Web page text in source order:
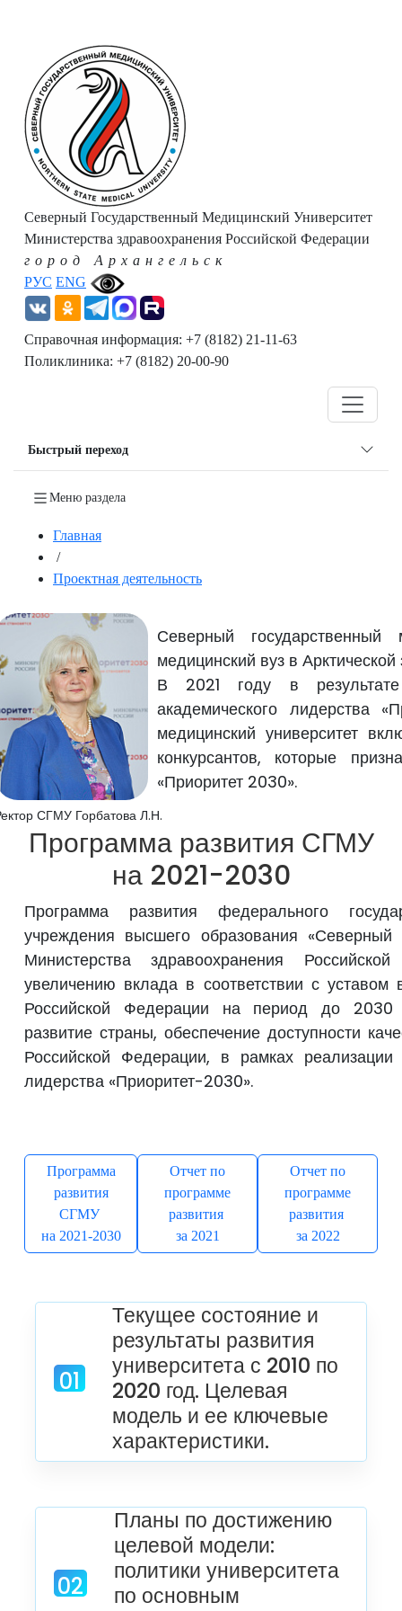
РУС ENG
Северный Государственный Медицинский Университет
Министерства здравоохранения Российской Федерации
город Архангельск
Справочная информация: +7 (8182) 21-11-63
Поликлиника: +7 (8182) 20-00-90
Быстрый переход
Меню раздела
Главная
/
Проектная деятельность
СГМУ Горбатова Л.Н.
Северный государственный
медицинский вуз в
В 2021 году в
академического лидерства
медицинский университет
конкурсантов, которые
«Приоритет 2030».
Программа развития СГМУ
на 2021-2030
Программа развития федерального
учреждения высшего образования «Северный
Министерства здравоохранения
увеличению вклада в соответствии с
Российской Федерации на период до 2030
развитие страны, обеспечение доступности
Российской Федерации, в рамках реализации
лидерства «Приоритет-2030».
Программа
развития
СГМУ
на 2021-2030
Отчет по
программе
развития
за 2021
Отчет по
программе
развития
за 2022
01
Текущее состояние и
результаты развития
университета с 2010 по
2020 год. Целевая
модель и ее ключевые
характеристики.
1.2.Миссия и стратегическая цель
1.3.Ключевые характеристики целевой
модели развития университета,
сопоставительный анализ на основе
эталонных показателей с целевой моделью
02
Планы по достижению
целевой модели:
политики университета
по основным